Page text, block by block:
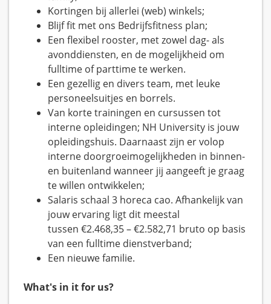
Kortingen bij allerlei (web) winkels;
Blijf fit met ons Bedrijfsfitness plan;
Een flexibel rooster, met zowel dag- als
avonddiensten, en de mogelijkheid om
fulltime of parttime te werken.
Een gezellig en divers team, met leuke
personeelsuitjes en borrels.
Van korte trainingen en cursussen tot
interne opleidingen; NH University is jouw
opleidingshuis. Daarnaast zijn er volop
interne doorgroeimogelijkheden in binnen-
en buitenland wanneer jij aangeeft je graag
te willen ontwikkelen;
Salaris schaal 3 horeca cao. Afhankelijk van
jouw ervaring ligt dit meestal
tussen €2.468,35 – €2.582,71 bruto op basis
van een fulltime dienstverband;
Een nieuwe familie.
What's in it for us?